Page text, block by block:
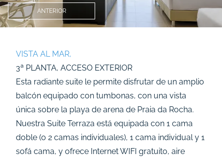
ANTERIOR
VISTA AL MAR,
3ª PLANTA, ACCESO EXTERIOR
Esta radiante suite le permite disfrutar de un amplio
balcón equipado con tumbonas, con una vista
única sobre la playa de arena de Praia da Rocha.
Nuestra Suite Terraza está equipada con 1 cama
doble (o 2 camas individuales), 1 cama individual y 1
sofá cama, y ofrece Internet WIFI gratuito, aire